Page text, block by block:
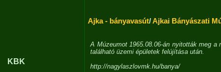
KBK
Ajka - bányavasút/Ajkai Bányászati
A Múzeumot 1965.08.06-án nyitották meg a
található üzemi épületek felújítása után.
http://nagylaszlovmk.hu/banya/